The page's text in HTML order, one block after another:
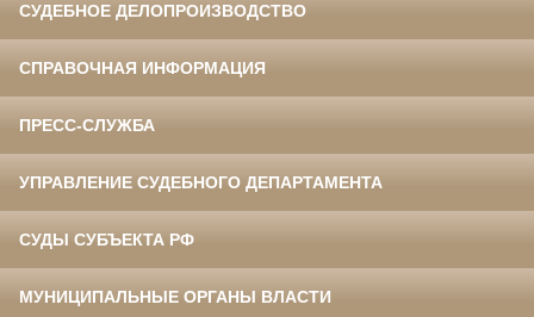
СУДЕБНОЕ ДЕЛОПРОИЗВОДСТВО
СПРАВОЧНАЯ ИНФОРМАЦИЯ
ПРЕСС-СЛУЖБА
УПРАВЛЕНИЕ СУДЕБНОГО ДЕПАРТАМЕНТА
СУДЫ СУБЪЕКТА РФ
МУНИЦИПАЛЬНЫЕ ОРГАНЫ ВЛАСТИ